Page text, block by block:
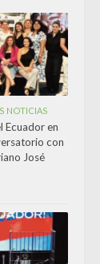
NOTICIAS
Ecuador en
con
José